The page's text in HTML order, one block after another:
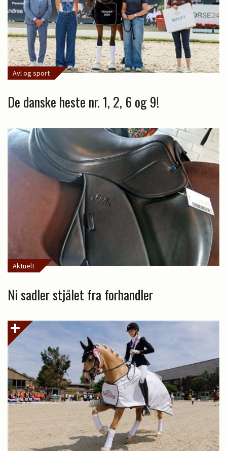
Avl og sport
De danske heste nr. 1, 2, 6 og 9!
Aktuelt
Ni sadler stjålet fra forhandler